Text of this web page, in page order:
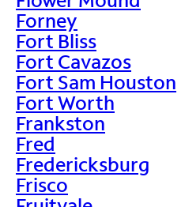
Forney
Fort Bliss
Fort Cavazos
Fort Sam Houston
Fort Worth
Frankston
Fred
Fredericksburg
Frisco